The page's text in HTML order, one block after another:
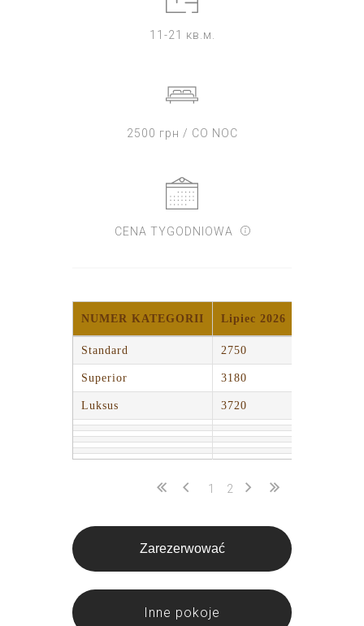
11-21 кв.м.
2500 грн / CO NOC
CENA TYGODNIOWA
NUMER KATEGORII Lipiec 2026
Standard 2750
Superior 3180
Luksus 3720
1 2
Zarezerwować
Inne pokoje